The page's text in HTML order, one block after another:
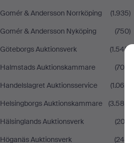
Gomér & Andersson Norrköping
(1.935)
Gomér & Andersson Nyköping
(750)
Göteborgs Auktionsverk
(1.545)
Halmstads Auktionskammare
(704)
Handelslagret Auktionsservice
(1.065)
Helsingborgs Auktionskammare
(3.584)
Hälsinglands Auktionsverk
(202)
Höganäs Auktionsverk
(244)